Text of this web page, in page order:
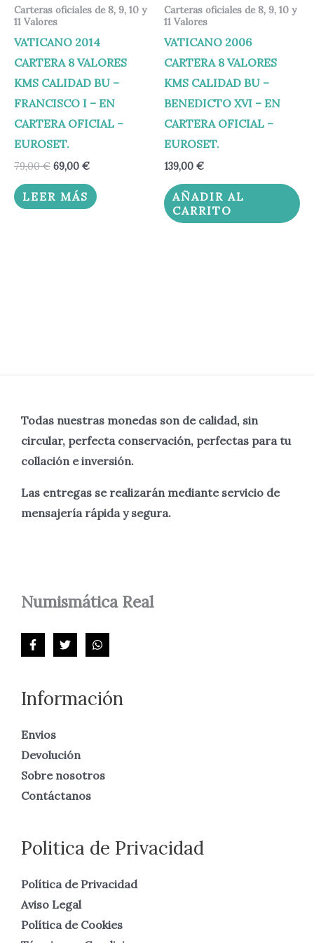
Carteras oficiales de 8, 9, 10 y
11 Valores
VATICANO 2014
CARTERA 8 VALORES
KMS CALIDAD BU –
FRANCISCO I – EN
CARTERA OFICIAL –
EUROSET.
79,00€ 69,00 €
LEER MÁS
Carteras oficiales de 8, 9, 10 y
11 Valores
VATICANO 2006
CARTERA 8 VALORES
KMS CALIDAD BU –
BENEDICTO XVI – EN
CARTERA OFICIAL –
EUROSET.
139,00 €
AÑADIR AL
CARRITO
Todas nuestras monedas son de calidad, sin
circular, perfecta conservación, perfectas para tu
collación e inversión.
Las entregas se realizarán mediante servicio de
mensajería rápida y segura.
NumismáticaReal
Información
Envios
Devolución
Sobre nosotros
Contáctanos
Politica de Privacidad
Política de Privacidad
Aviso Legal
Política de Cookies